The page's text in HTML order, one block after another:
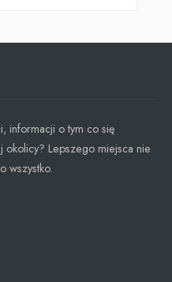
informacji o tym co się
okolicy? Lepszego miejsca nie
wszystko.